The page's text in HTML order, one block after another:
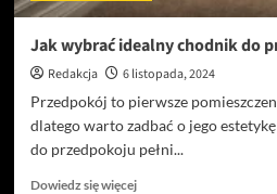
Jak wybrać idealny chodnik do
Redakcja
6 listopada, 2024
Przedpokój to pierwsze
dlatego warto zadbać o jego
do przedpokoju pełni...
Dowiedz się więcejDowiedz